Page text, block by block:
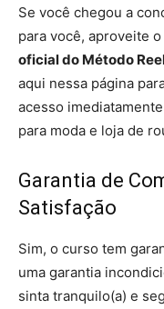
Se você chegou a
para você, aproveite o
oficial do Método
aqui nessa página
acesso
para moda e loja de
Garantia de
Satisfação
Sim, o curso tem
uma garantia
sinta tranquilo(a) e